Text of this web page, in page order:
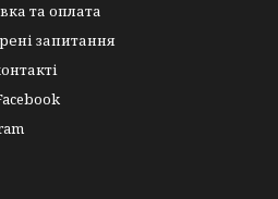
та оплата
запитання